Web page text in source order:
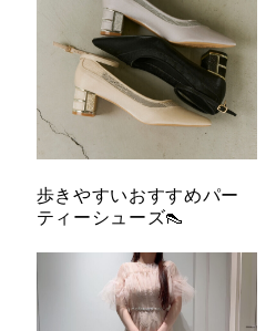
歩きやすいおすすめパー
ティーシューズ👠